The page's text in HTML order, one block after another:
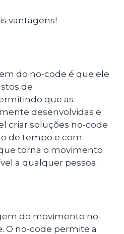
vantagens!
do no-code é que ele
de
que as
desenvolvidas e
criar soluções no-code
de tempo e com
torna o movimento
a qualquer pessoa.
do movimento no-
O no-code permite a